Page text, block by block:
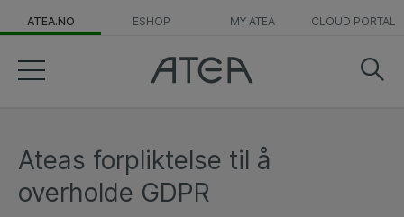
ATEA.NO ESHOP MY ATEA CLOUD PORTAL
Ateas forpliktelse til å
overholde GDPR